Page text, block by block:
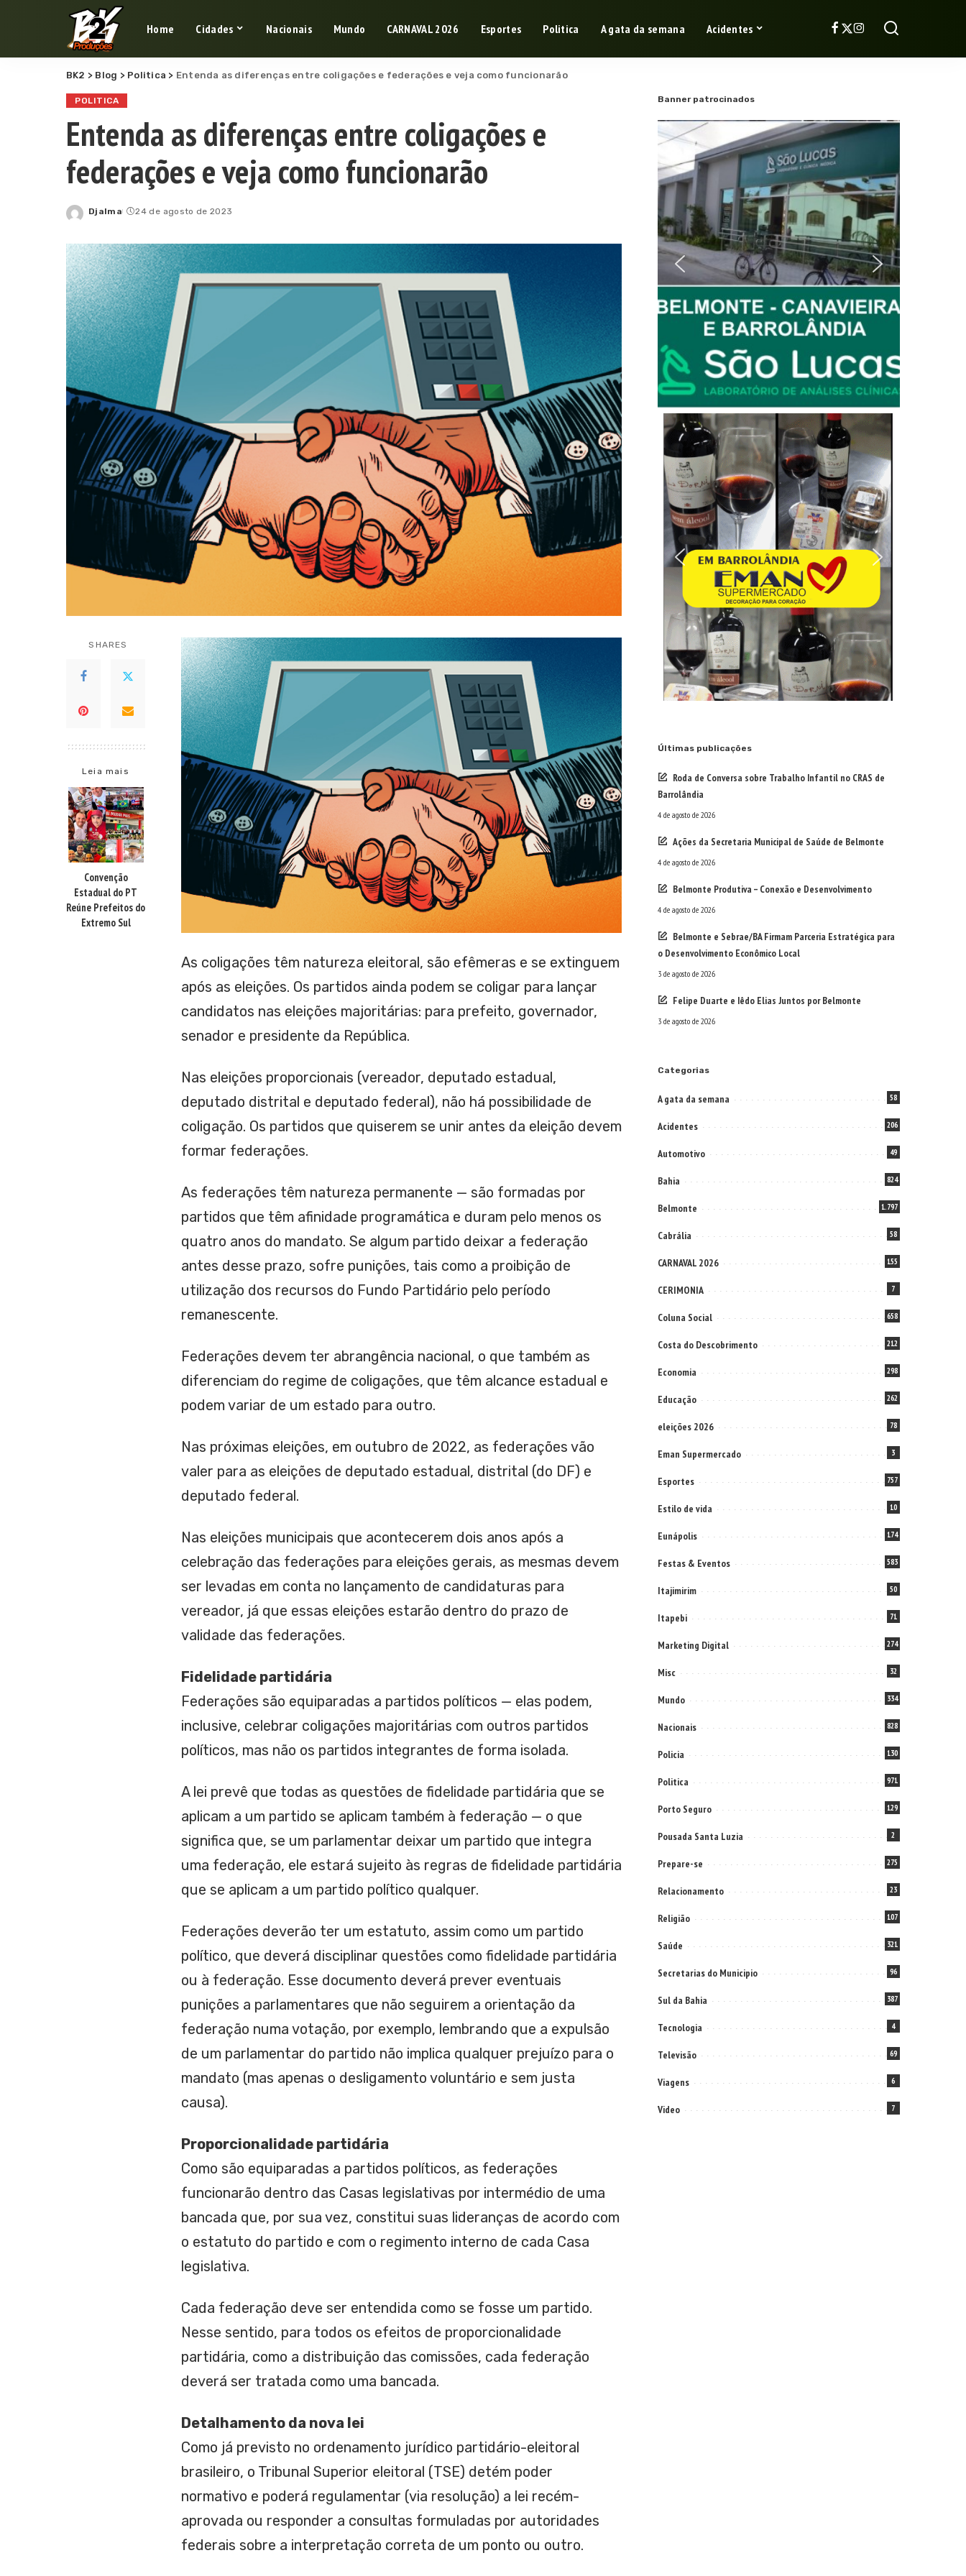
Home Cidades Nacionais Mundo CARNAVAL 2026 Esportes Politica A gata da semana Acidentes
BK2 > Blog > Politica > Entenda as diferenças entre coligações e federações e veja como funcionarão
POLITICA
Entenda as diferenças entre coligações e
federações e veja como funcionarão
Posted
Djalma 24 de agosto de 2023
SHARES
Leia mais
Convenção
Estadual do PT
Reúne Prefeitos do
Extremo Sul
As coligações têm natureza eleitoral, são efêmeras e se extinguem
após as eleições. Os partidos ainda podem se coligar para lançar
candidatos nas eleições majoritárias: para prefeito, governador,
senador e presidente da República.
Nas eleições proporcionais (vereador, deputado estadual,
deputado distrital e deputado federal), não há possibilidade de
coligação. Os partidos que quiserem se unir antes da eleição devem
formar federações.
As federações têm natureza permanente — são formadas por
partidos que têm afinidade programática e duram pelo menos os
quatro anos do mandato. Se algum partido deixar a federação
antes desse prazo, sofre punições, tais como a proibição de
utilização dos recursos do Fundo Partidário pelo período
remanescente.
Federações devem ter abrangência nacional, o que também as
diferenciam do regime de coligações, que têm alcance estadual e
podem variar de um estado para outro.
Nas próximas eleições, em outubro de 2022, as federações vão
valer para as eleições de deputado estadual, distrital (do DF) e
deputado federal.
Nas eleições municipais que acontecerem dois anos após a
celebração das federações para eleições gerais, as mesmas devem
ser levadas em conta no lançamento de candidaturas para
vereador, já que essas eleições estarão dentro do prazo de
validade das federações.
Fidelidade partidária
Federações são equiparadas a partidos políticos — elas podem,
inclusive, celebrar coligações majoritárias com outros partidos
políticos, mas não os partidos integrantes de forma isolada.
A lei prevê que todas as questões de fidelidade partidária que se
aplicam a um partido se aplicam também à federação — o que
significa que, se um parlamentar deixar um partido que integra
uma federação, ele estará sujeito às regras de fidelidade partidária
que se aplicam a um partido político qualquer.
Federações deverão ter um estatuto, assim como um partido
político, que deverá disciplinar questões como fidelidade partidária
ou à federação. Esse documento deverá prever eventuais
punições a parlamentares que não seguirem a orientação da
federação numa votação, por exemplo, lembrando que a expulsão
de um parlamentar do partido não implica qualquer prejuízo para o
mandato (mas apenas o desligamento voluntário e sem justa
causa).
Proporcionalidade partidária
Como são equiparadas a partidos políticos, as federações
funcionarão dentro das Casas legislativas por intermédio de uma
bancada que, por sua vez, constitui suas lideranças de acordo com
o estatuto do partido e com o regimento interno de cada Casa
legislativa.
Cada federação deve ser entendida como se fosse um partido.
Nesse sentido, para todos os efeitos de proporcionalidade
partidária, como a distribuição das comissões, cada federação
deverá ser tratada como uma bancada.
Detalhamento da nova lei
Como já previsto no ordenamento jurídico partidário-eleitoral
brasileiro, o Tribunal Superior eleitoral (TSE) detém poder
normativo e poderá regulamentar (via resolução) a lei recém-
aprovada ou responder a consultas formuladas por autoridades
federais sobre a interpretação correta de um ponto ou outro.
Banner patrocinados
Últimas publicações
Roda de Conversa sobre Trabalho Infantil no CRAS de
Barrolândia
4 de agosto de 2026
Ações da Secretaria Municipal de Saúde de Belmonte
4 de agosto de 2026
Belmonte Produtiva – Conexão e Desenvolvimento
4 de agosto de 2026
Belmonte e Sebrae/BA Firmam Parceria Estratégica para
o Desenvolvimento Econômico Local
3 de agosto de 2026
Felipe Duarte e Iêdo Elias Juntos por Belmonte
3 de agosto de 2026
Categorias
A gata da semana 58
Acidentes 206
Automotivo 49
Bahia 824
Belmonte 1.797
Cabrália 58
CARNAVAL 2026 155
CERIMONIA 7
Coluna Social 658
Costa do Descobrimento 212
Economia 298
Educação 262
eleições 2026 78
Eman Supermercado 3
Esportes 757
Estilo de vida 10
Eunápolis 174
Festas & Eventos 583
Itajimirim 50
Itapebi 71
Marketing Digital 274
Misc 32
Mundo 334
Nacionais 828
Policia 130
Politica 971
Porto Seguro 129
Pousada Santa Luzia 2
Prepare-se 275
Relacionamento 23
Religião 107
Saúde 321
Secretarias do Municipio 96
Sul da Bahia 387
Tecnologia 4
Televisão 69
Viagens 6
Video 7